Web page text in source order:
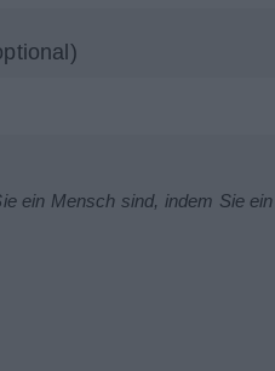
ein Mensch sind, indem Sie